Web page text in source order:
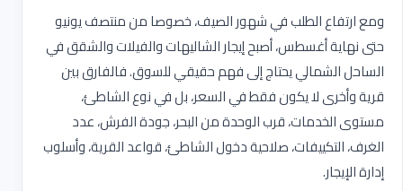
ومع ارتفاع الطلب في شهور الصيف، خصوصا من منتصف يونيو
حتى نهاية أغسطس، أصبح إيجار الشاليهات والفيلات والشقق في
الساحل الشمالي يحتاج إلى فهم حقيقي للسوق. فالفارق بين
قرية وأخرى لا يكون فقط في السعر، بل في نوع الشاطئ،
مستوى الخدمات، قرب الوحدة من البحر، جودة الفرش، عدد
الغرف، التكييفات، صلاحية دخول الشاطئ، قواعد القرية، وأسلوب
إدارة الإيجار.